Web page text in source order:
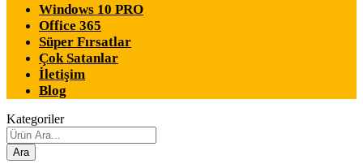
Windows 10 PRO
Office 365
Süper Fırsatlar
Çok Satanlar
İletişim
Blog
Kategoriler
Ara